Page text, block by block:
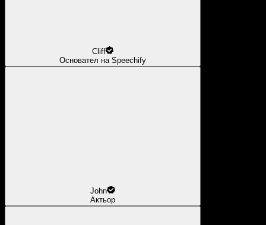
Cliff
Основател на Speechify
John
Актьор